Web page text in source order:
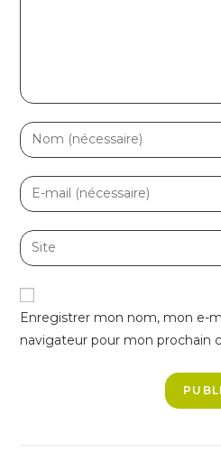
Enter
your
name
or
to
comment
Enter
your
email
address
comment
Enter
your
website
URL
(optional)
Enregistrer mon nom, mon e-
navigateur pour mon prochain